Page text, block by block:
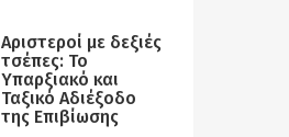
Αριστεροί με δεξιές
τσέπες: Το
Υπαρξιακό και
Ταξικό Αδιέξοδο
της Επιβίωσης